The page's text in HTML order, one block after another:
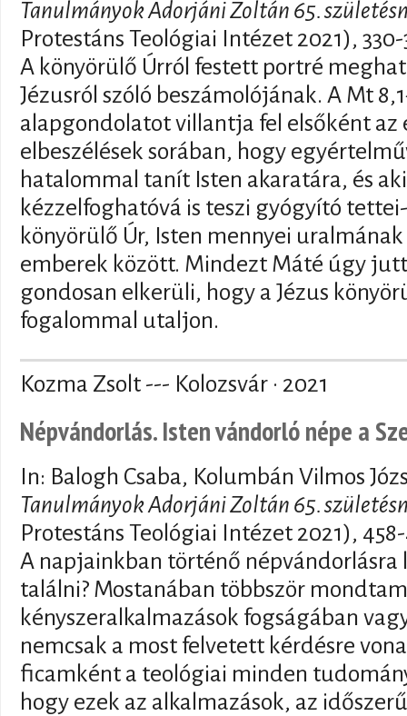
Tanulmányok Adorjáni Zoltán 65.
Protestáns Teológiai Intézet 2021), 330-
A könyörülő Úrról festett portré
Jézusról szóló beszámolójának. A Mt
alapgondolatot villantja fel elsőként az
elbeszélések sorában, hogy
hatalommal tanít Isten akaratára, és
kézzelfoghatóvá is teszi gyógyító
könyörülő Úr, Isten mennyei
emberek között. Mindezt Máté úgy
gondosan elkerüli, hogy a Jézus
fogalommal utaljon.
Kozma Zsolt --- Kolozsvár · 2021
Népvándorlás. Isten vándorló népe a
In: Balogh Csaba, Kolumbán Vilmos
Tanulmányok Adorjáni Zoltán 65.
Protestáns Teológiai Intézet 2021),
A napjainkban történő
találni? Mostanában többször
kényszeralkalmazások fogságában
nemcsak a most felvetett kérdésre
ficamként a teológiai minden
hogy ezek az alkalmazások, az